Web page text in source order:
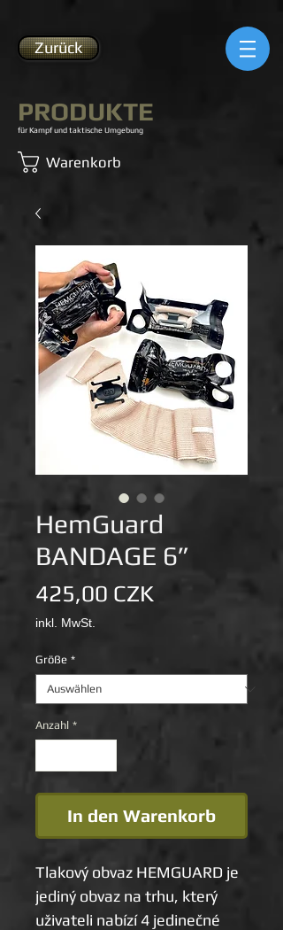
Zurück
PRODUKTE
für Kampf und taktische Umgebung
Warenkorb
HemGuard
BANDAGE 6”
425,00 CZK
inkl. MwSt.
Größe *
Anzahl *
In den Warenkorb
Tlakový obvaz HEMGUARD je
jediný obvaz na trhu, který
uživateli nabízí 4 jedinečné